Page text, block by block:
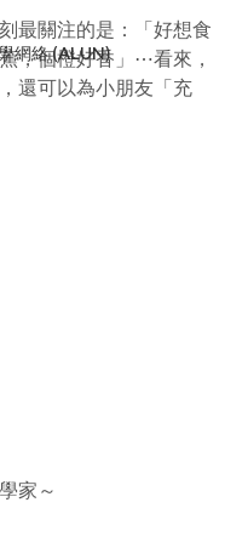
網絡 (ALUN)
最關注的是：「好想食
，個橙好香」⋯看來，
還可以為小朋友「充
家～